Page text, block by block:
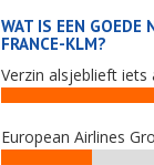
WAT IS EEN GOEDE
FRANCE-KLM?
Verzin alsjeblieft iets
European Airlines